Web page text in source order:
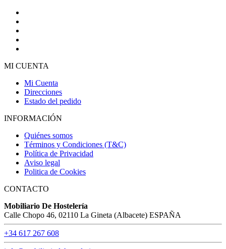
MI CUENTA
Mi Cuenta
Direcciones
Estado del pedido
INFORMACIÓN
Quiénes somos
Términos y Condiciones (T&C)
Política de Privacidad
Aviso legal
Politica de Cookies
CONTACTO
Mobiliario De Hostelería
Calle Chopo 46, 02110 La Gineta (Albacete) ESPAÑA
+34 617 267 608